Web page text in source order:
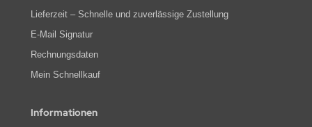
Lieferzeit – Schnelle und zuverlässige Zustellung
E-Mail Signatur
Rechnungsdaten
Mein Schnellkauf
Informationen